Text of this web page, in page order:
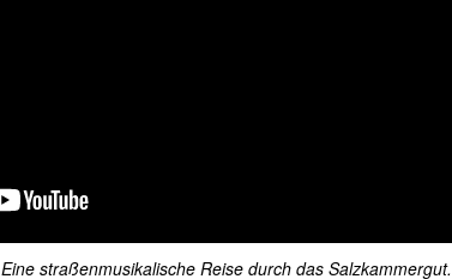
Eine straßenmusikalische Reise durch das Salzkammergut.